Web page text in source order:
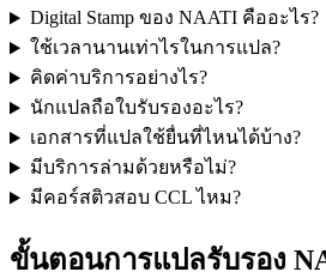
Digital Stamp ของ NAATI คืออะไร?
ใช้เวลานานเท่าไรในการแปล?
คิดค่าบริการอย่างไร?
นักแปลถือใบรับรองอะไร?
เอกสารที่แปลใช้ยื่นที่ไหนได้บ้าง?
มีบริการล่ามด้วยหรือไม่?
มีคอร์สติวสอบ CCL ไหม?
ขั้นตอนการแปลรับรอง